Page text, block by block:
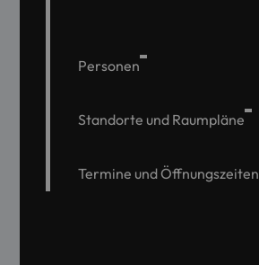
Personen
Standorte und Raumpläne
Termine und Öffnungszeiten